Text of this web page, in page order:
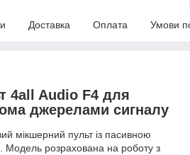
Доставка Оплата Умови
4all Audio F4 для
джерелами сигналу
мікшерний пульт із пасивною
розрахована на роботу з